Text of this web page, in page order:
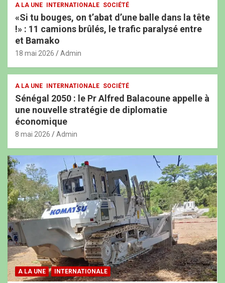
A LA UNE INTERNATIONALE SOCIÉTÉ
«Si tu bouges, on t’abat d’une balle dans la tête
!» : 11 camions brûlés, le trafic paralysé entre
et Bamako
18 mai 2026 Admin
A LA UNE INTERNATIONALE SOCIÉTÉ
Sénégal 2050 : le Pr Alfred Balacoune appelle à
une nouvelle stratégie de diplomatie
économique
8 mai 2026 Admin
A LA UNE INTERNATIONALE